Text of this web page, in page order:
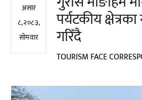
असार
८,२०८३,
सोमवार
पर्यटकीय
गरिँदै
TOURISM FACE